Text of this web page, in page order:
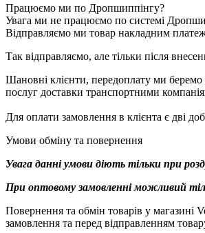
Працюємо ми по Дропшиппінгу?
Увага ми не працюємо по системі
Відправляємо ми товар накладним
Так відправляємо, але тільки після
Шановні клієнти, передоплату ми беремо
послуг доставки транспортними
Для оплати замовлення в клієнта є дві
Умови обміну та повернення
Увага данні умови діють тільки при
При оптовому замовленні можливий
Повернення та обмін товарів у магазині
замовлення та перед відправленням